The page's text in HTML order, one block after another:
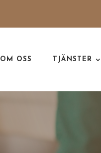
OM OSS TJÄNSTER